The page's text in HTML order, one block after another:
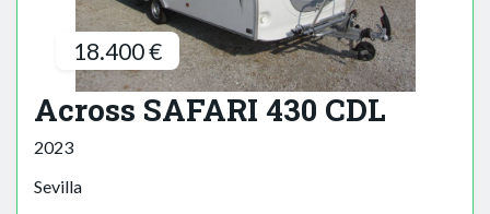
18.400 €
Across SAFARI 430 CDL
2023
Sevilla